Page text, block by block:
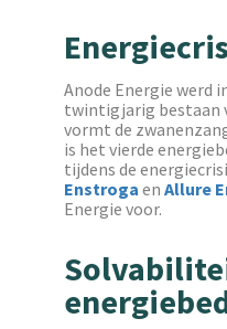
Anode Energie werd
twintigjarig bestaan
vormt de
is het vierde
tijdens de
Enstroga en Allure
Energie voor.